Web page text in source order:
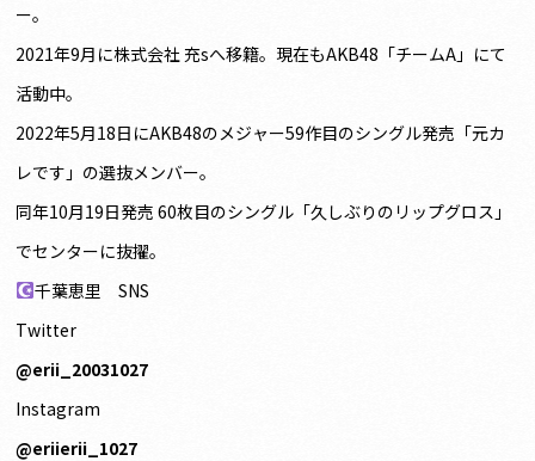
ー。
2021年9月に株式会社 充sへ移籍。現在もAKB48「チームA」にて
活動中。
2022年5月18日にAKB48のメジャー59作目のシングル発売「元カ
レです」の選抜メンバー。
同年10月19日発売 60枚目のシングル「久しぶりのリップグロス」
でセンターに抜擢。
千葉恵里 SNS
Twitter
@erii_20031027
Instagram
@eriierii_1027